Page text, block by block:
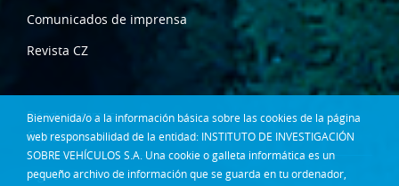
Bienvenida/o a la información básica sobre las cookies de la página
web responsabilidad de la entidad: INSTITUTO DE INVESTIGACIÓN
SOBRE VEHÍCULOS S.A. Una cookie o galleta informática es un
pequeño archivo de información que se guarda en tu ordenador,
Comunicados de imprensa
Revista CZ
Dónde estamos
Contacta
Síguenos en: